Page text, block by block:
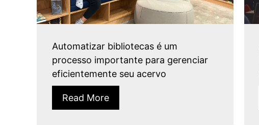
Automatizar bibliotecas é um
processo importante para gerenciar
eficientemente seu acervo
Read More